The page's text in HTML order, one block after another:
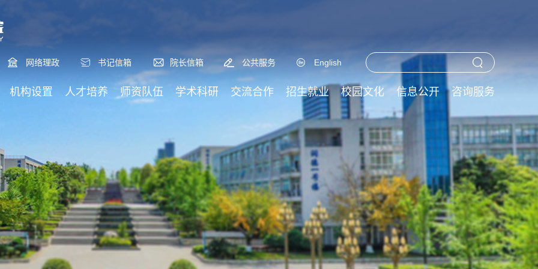
网络理政 书记信箱 院长信箱 公共服务 English
机构设置 人才培养 师资队伍 学术科研 交流合作 招生就业 校园文化 信息公开 咨询服务